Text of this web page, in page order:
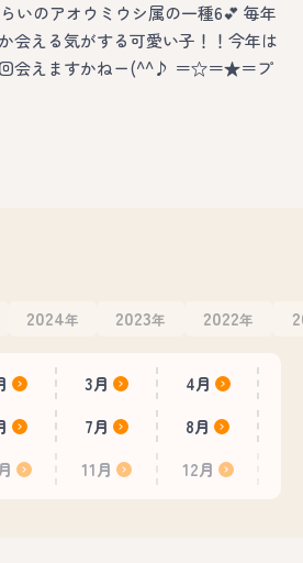
いのアオウミウシ属の一種6💕 毎年
会える気がする可愛い子！！今年は
会えますかねー(^^♪ ＝☆＝★＝プ
2024年 2023年 2022年
3月
4月
7月
8月
11月 12月